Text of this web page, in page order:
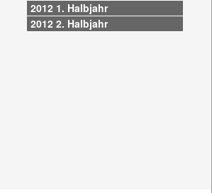
2012 1. Halbjahr
2012 2. Halbjahr